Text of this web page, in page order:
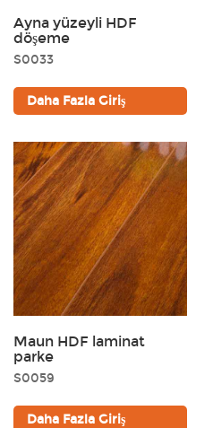
Ayna yüzeyli HDF
döşeme
S0033
Daha Fazla Giriş
Maun HDF laminat
parke
S0059
Daha Fazla Giriş